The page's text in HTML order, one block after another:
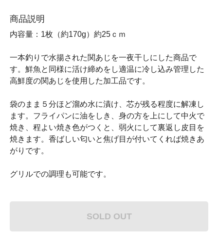
商品説明
内容量：1枚（約170g）約25ｃｍ
一本釣りで水揚された関あじを一夜干しにした商品で
す。鮮魚と同様に活け締めをし適温に冷し込み管理した
高鮮度の関あじを使用した加工品です。
袋のまま５分ほど溜め水に漬け、芯が残る程度に解凍し
ます。フライパンに油をしき、身の方を上にして中火で
焼き、程よい焼き色がつくと、弱火にして裏返し皮目を
焼きます。香ばしい匂いと焦げ目が付いてくれば焼きあ
がりです。
グリルでの調理も可能です。
SOLD OUT